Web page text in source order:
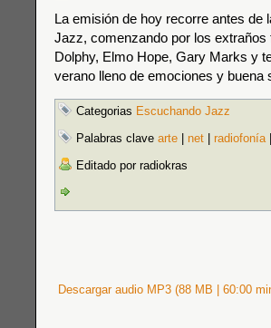
La emisión de hoy recorre antes de
Jazz, comenzando por los
Dolphy, Elmo Hope, Gary Marks y
verano lleno de emociones y buena
Categorias Escuchando Jazz
Palabras clave arte net radiofonía|
Editado por radiokras
Descargar audio MP3 (88 MB | 60:00